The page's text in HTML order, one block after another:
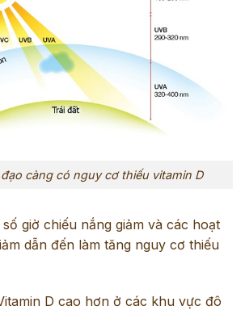
càng có nguy cơ thiếu vitamin D
giờ chiếu nắng giảm và các hoạt
dẫn đến làm tăng nguy cơ thiếu
D cao hơn ở các khu vực đô